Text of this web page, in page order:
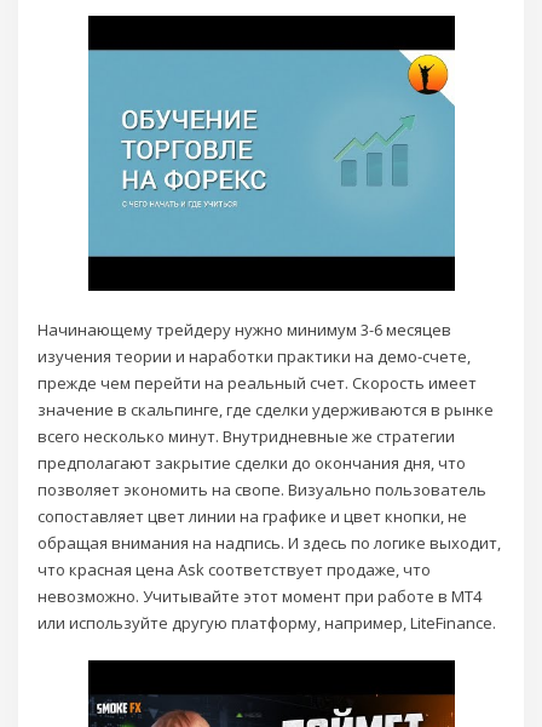
Начинающему трейдеру нужно минимум 3-6 месяцев
изучения теории и наработки практики на демо-счете,
прежде чем перейти на реальный счет. Скорость имеет
значение в скальпинге, где сделки удерживаются в рынке
всего несколько минут. Внутридневные же стратегии
предполагают закрытие сделки до окончания дня, что
позволяет экономить на свопе. Визуально пользователь
сопоставляет цвет линии на графике и цвет кнопки, не
обращая внимания на надпись. И здесь по логике выходит,
что красная цена Ask соответствует продаже, что
невозможно. Учитывайте этот момент при работе в MT4
или используйте другую платформу, например, LiteFinance.